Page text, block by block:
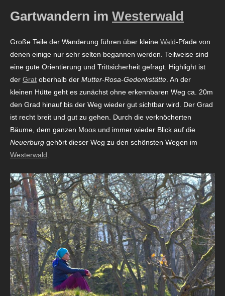
Gartwandern im Westerwald
Große Teile der Wanderung führen über kleine Wald-Pfade von
denen einige nur sehr selten begannen werden. Teilweise sind
eine gute Orientierung und Trittsicherheit gefragt. Highlight ist
der Grat oberhalb der Mutter-Rosa-Gedenkstätte. An der
kleinen Hütte geht es zunächst ohne erkennbaren Weg ca. 20m
den Grad hinauf bis der Weg wieder gut sichtbar wird. Der Grad
ist recht breit und gut zu gehen. Durch die verknöcherten
Bäume, dem ganzen Moos und immer wieder Blick auf die
Neuerburg gehört dieser Weg zu den schönsten Wegen im
Westerwald.